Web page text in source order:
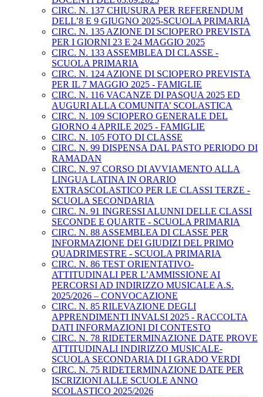
CIRC. N. 137 CHIUSURA PER REFERENDUM
DELL’8 E 9 GIUGNO 2025-SCUOLA PRIMARIA
CIRC. N. 135 AZIONE DI SCIOPERO PREVISTA
PER I GIORNI 23 E 24 MAGGIO 2025
CIRC. N. 133 ASSEMBLEA DI CLASSE -
SCUOLA PRIMARIA
CIRC. N. 124 AZIONE DI SCIOPERO PREVISTA
PER IL 7 MAGGIO 2025 - FAMIGLIE
CIRC. N. 116 VACANZE DI PASQUA 2025 ED
AUGURI ALLA COMUNITA’ SCOLASTICA
CIRC. N. 109 SCIOPERO GENERALE DEL
GIORNO 4 APRILE 2025 - FAMIGLIE
CIRC. N. 105 FOTO DI CLASSE
CIRC. N. 99 DISPENSA DAL PASTO PERIODO DI
RAMADAN
CIRC. N. 97 CORSO DI AVVIAMENTO ALLA
LINGUA LATINA IN ORARIO
EXTRASCOLASTICO PER LE CLASSI TERZE -
SCUOLA SECONDARIA
CIRC. N. 91 INGRESSI ALUNNI DELLE CLASSI
SECONDE E QUARTE - SCUOLA PRIMARIA
CIRC. N. 88 ASSEMBLEA DI CLASSE PER
INFORMAZIONE DEI GIUDIZI DEL PRIMO
QUADRIMESTRE - SCUOLA PRIMARIA
CIRC. N. 86 TEST ORIENTATIVO-
ATTITUDINALI PER L’AMMISSIONE AI
PERCORSI AD INDIRIZZO MUSICALE A.S.
2025/2026 – CONVOCAZIONE
CIRC. N. 85 RILEVAZIONE DEGLI
APPRENDIMENTI INVALSI 2025 - RACCOLTA
DATI INFORMAZIONI DI CONTESTO
CIRC. N. 78 RIDETERMINAZIONE DATE PROVE
ATTITUDINALI INDIRIZZO MUSICALE-
SCUOLA SECONDARIA DI I GRADO VERDI
CIRC. N. 75 RIDETERMINAZIONE DATE PER
ISCRIZIONI ALLE SCUOLE ANNO
SCOLASTICO 2025/2026